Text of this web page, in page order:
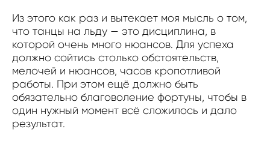
Из этого как раз и вытекает моя мысль о том,
что танцы на льду — это дисциплина, в
которой очень много нюансов. Для успеха
должно сойтись столько обстоятельств,
мелочей и нюансов, часов кропотливой
работы. При этом ещё должно быть
обязательно благоволение фортуны, чтобы в
один нужный момент всё сложилось и дало
результат.